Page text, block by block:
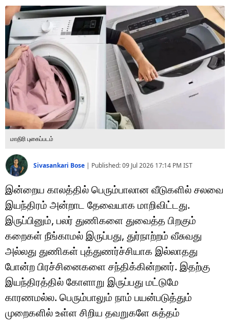
வைரல்
ஹெஃல்த்
ஷார்ட் வீடியோஸ்
வலை கதைகள்
போட்டோ கேலரி
மாதிரி புகைப்படம்
Sivasankari Bose | Published:09 Jul 2026 17:14 PM IST
இன்றைய காலத்தில் பெரும்பாலான வீடுகளில் சலவை
இயந்திரம் அன்றாட தேவையாக மாறிவிட்டது.
இருப்பினும், பலர் துணிகளை துவைத்த பிறகும்
கறைகள் நீங்காமல் இருப்பது, துர்நாற்றம் வீசுவது
அல்லது துணிகள் புத்துணர்ச்சியாக இல்லாதது
போன்ற பிரச்சினைகளை சந்திக்கின்றனர். இதற்கு
இயந்திரத்தில் கோளாறு இருப்பது மட்டுமே
காரணமல்ல. பெரும்பாலும் நாம் பயன்படுத்தும்
முறைகளில் உள்ள சிறிய தவறுகளே சுத்தம்